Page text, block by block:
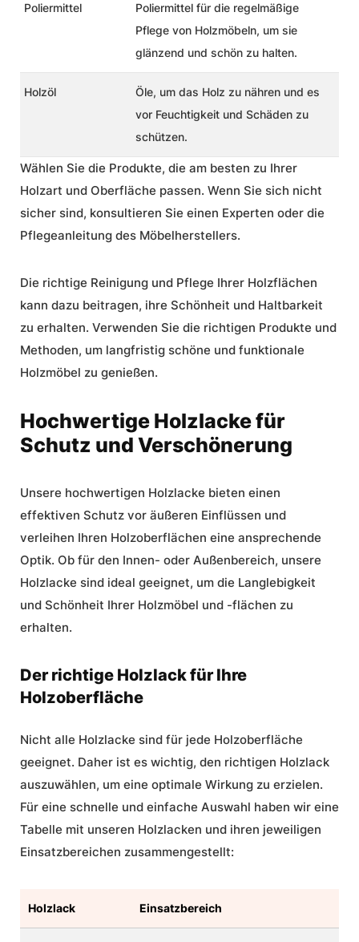
Poliermittel
Poliermittel für die regelmäßige
Pflege von Holzmöbeln, um sie
glänzend und schön zu halten.
Holzöl
Öle, um das Holz zu nähren und es
vor Feuchtigkeit und Schäden zu
schützen.
Wählen Sie die Produkte, die am besten zu Ihrer
Holzart und Oberfläche passen. Wenn Sie sich nicht
sicher sind, konsultieren Sie einen Experten oder die
Pflegeanleitung des Möbelherstellers.
Die richtige Reinigung und Pflege Ihrer Holzflächen
kann dazu beitragen, ihre Schönheit und Haltbarkeit
zu erhalten. Verwenden Sie die richtigen Produkte und
Methoden, um langfristig schöne und funktionale
Holzmöbel zu genießen.
Hochwertige Holzlacke für
Schutz und Verschönerung
Unsere hochwertigen Holzlacke bieten einen
effektiven Schutz vor äußeren Einflüssen und
verleihen Ihren Holzoberflächen eine ansprechende
Optik. Ob für den Innen- oder Außenbereich, unsere
Holzlacke sind ideal geeignet, um die Langlebigkeit
und Schönheit Ihrer Holzmöbel und -flächen zu
erhalten.
Der richtige Holzlack für Ihre
Holzoberfläche
Nicht alle Holzlacke sind für jede Holzoberfläche
geeignet. Daher ist es wichtig, den richtigen Holzlack
auszuwählen, um eine optimale Wirkung zu erzielen.
Für eine schnelle und einfache Auswahl haben wir eine
Tabelle mit unseren Holzlacken und ihren jeweiligen
Einsatzbereichen zusammengestellt:
Holzlack Einsatzbereich